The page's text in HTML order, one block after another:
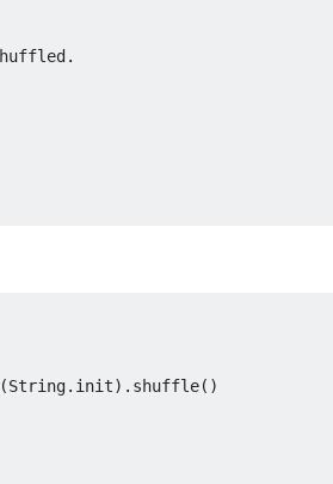
(String. init). shuffle()